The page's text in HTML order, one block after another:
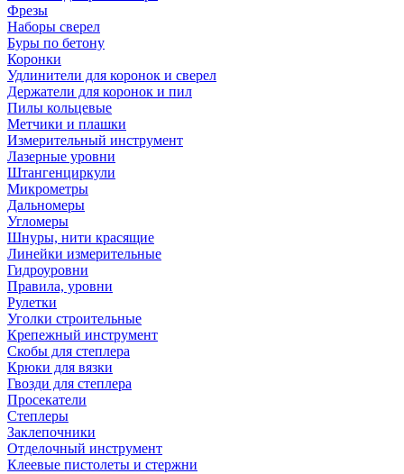
Фрезы
Наборы сверел
Буры по бетону
Коронки
Удлинители для коронок и сверел
Держатели для коронок и пил
Пилы кольцевые
Метчики и плашки
Измерительный инструмент
Лазерные уровни
Штангенциркули
Микрометры
Дальномеры
Угломеры
Шнуры, нити красящие
Линейки измерительные
Гидроуровни
Правила, уровни
Рулетки
Уголки строительные
Крепежный инструмент
Скобы для степлера
Крюки для вязки
Гвозди для степлера
Просекатели
Степлеры
Заклепочники
Отделочный инструмент
Клеевые пистолеты и стержни